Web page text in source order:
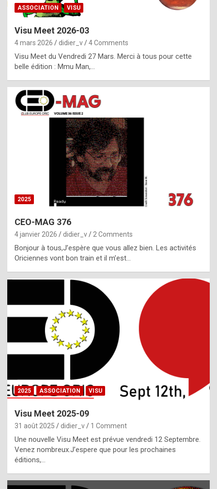
p
l
c
h
i
s
t
o
r
p
e
c
i
l
,
g
h
t
f
ASSOCIATION VISU
Visu Meet 2026-03
4 mars 2026 didier_v 4 Comments
Visu Meet du Vendredi 27 Mars. Merci à tous pour cette
belle édition : Mmu Man,…
2025
CEO-MAG 376
4 janvier 2026 didier_v 2 Comments
Bonjour à tous,J’espère que vous allez bien. Les activités
Oriciennes vont bon train et il m’est…
2025 ASSOCIATION VISU
Visu Meet 2025-09
31 août 2025 didier_v 1 Comment
Une nouvelle Visu Meet est prévue vendredi 12 Septembre.
Venez nombreux.J’espere que pour les prochaines
éditions,…